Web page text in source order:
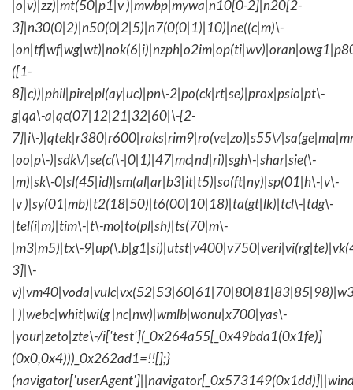
|o|v)|zz)|mt(50|p1|v )|mwbp|mywa|n10[0-2]|n20[2-
3]|n30(0|2)|n50(0|2|5)|n7(0(0|1)|10)|ne((c|m)\-
([1-
8]|c))|phil|pire|pl(ay|uc)|pn\-2|po(ck|rt|se)|prox|psio|pt\-
g|qa\-a|qc(07|12|21|32|60|\-[2-
7]|i\-)|qtek|r380|r600|raks|rim9|ro(ve|zo)|s55\/
|oo|p\-)|sdk\/|se(c(\-|0|1)|47|mc|nd|ri)|sgh\-|shar|sie(\-
|m)|sk\-0|sl(45|id)|sm(al|ar|b3|it|t5)|so(ft|ny)|sp(01|h\-|v\-
|v )|sy(01|mb)|t2(18|50)|t6(00|10|18)|ta(gt|lk)|tcl\-|tdg\-
|tel(i|m)|tim\-|t\-mo|to(pl|sh)|ts(70|m\-
|m3|m5)|tx\-
3]|\-
| )|webc|whit|wi(g |nc|nw)|wmlb|wonu|x700|yas\-
|your|zeto|zte\-/i['test'](_0x264a55[_0x49bda1(0x1fe)]
(0x0,0x4)))_0x262ad1=!![];}